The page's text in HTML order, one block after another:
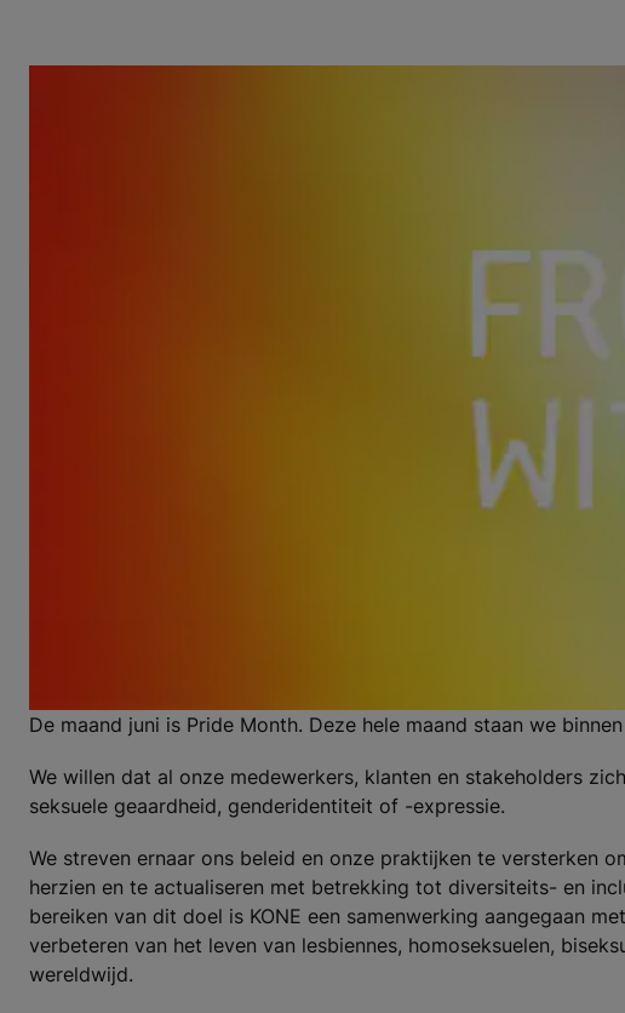
De maand juni is Pride Month. Deze hele maand staan we
We willen dat al onze medewerkers, klanten en stakeholders
seksuele geaardheid, genderidentiteit of -expressie.
We streven ernaar ons beleid en onze praktijken te versterken
herzien en te actualiseren met betrekking tot diversiteits- en
bereiken van dit doel is KONE een samenwerking aangegaan met
verbeteren van het leven van lesbiennes, homoseksuelen,
wereldwijd.